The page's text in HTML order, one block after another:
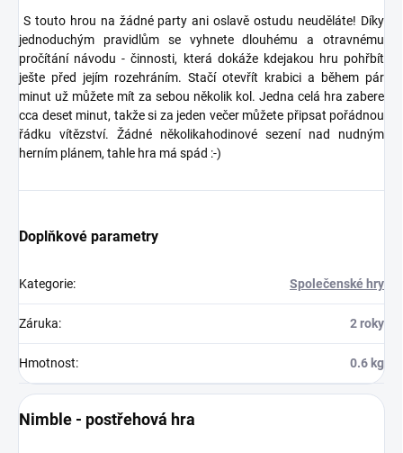
S touto hrou na žádné party ani oslavě ostudu neuděláte! Díky
jednoduchým pravidlům se vyhnete dlouhému a otravnému
pročítání návodu - činnosti, která dokáže kdejakou hru pohřbít
ješte před jejím rozehráním. Stačí otevřít krabici a během pár
minut už můžete mít za sebou několik kol. Jedna celá hra zabere
cca deset minut, takže si za jeden večer můžete připsat pořádnou
řádku vítězství. Žádné několikahodinové sezení nad nudným
herním plánem, tahle hra má spád :-)
Doplňkové parametry
Kategorie: Společenské hry
Záruka: 2 roky
Hmotnost: 0.6 kg
Nimble - postřehová hra